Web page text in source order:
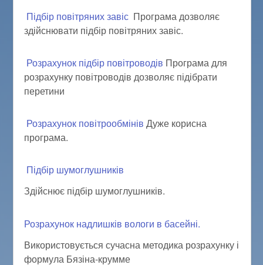
Підбір повітряних завіс Програма дозволяє
здійснювати підбір повітряних завіс.
Розрахунок підбір повітроводів Програма для
розрахунку повітроводів дозволяє підібрати
перетини
Розрахунок повітрообмінів Дуже корисна
програма.
Підбір шумоглушників
Здійснює підбір шумоглушників.
Розрахунок надлишків вологи в басейні.
Використовується сучасна методика розрахунку і
формула Бязіна-крумме